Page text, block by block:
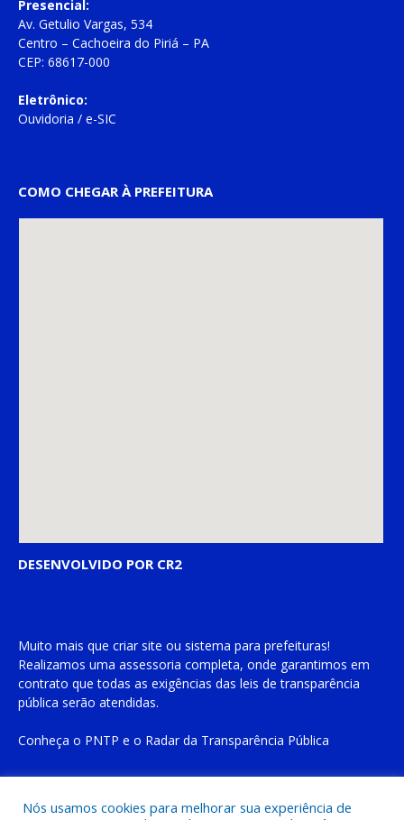
Presencial:
Av. Getulio Vargas, 534
Centro – Cachoeira do Piriá – PA
CEP: 68617-000
Eletrônico:
Ouvidoria / e-SIC
COMO CHEGAR À PREFEITURA
DESENVOLVIDO POR CR2
Muito mais que criar site ou sistema para prefeituras!
Realizamos uma assessoria completa, onde garantimos em
contrato que todas as exigências das leis de transparência
pública serão atendidas.
Conheça o PNTP e o Radar da Transparência Pública
Nós usamos cookies para melhorar sua experiência de